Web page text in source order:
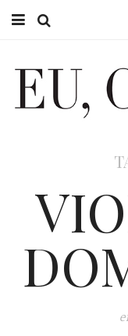
EU CLÁUDIO
EU, PAI